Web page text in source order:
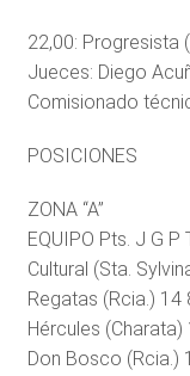
22,00: Progresista
Jueces: Diego
Comisionado
POSICIONES
ZONA “A”
EQUIPO Pts. J G P
Cultural (Sta.
Regatas (Rcia.)
Hércules
Don Bosco (Rcia.)